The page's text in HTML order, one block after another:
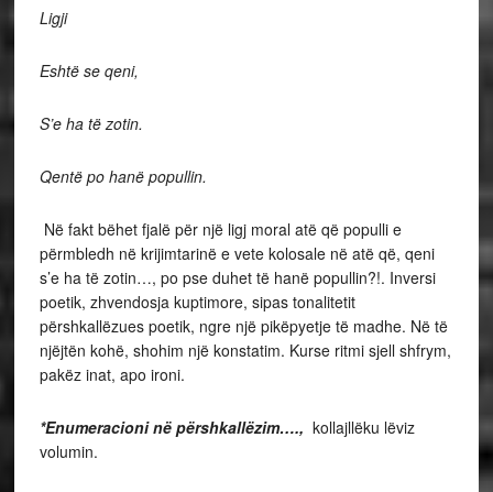
Ligji
Eshtë se qeni,
S’e ha të zotin.
Qentë po hanë popullin.
Në fakt bëhet fjalë për një ligj moral atë që populli e
përmbledh në krijimtarinë e vete kolosale në atë që, qeni
s’e ha të zotin…, po pse duhet të hanë popullin?!. Inversi
poetik, zhvendosja kuptimore, sipas tonalitetit
përshkallëzues poetik, ngre një pikëpyetje të madhe. Në të
njëjtën kohë, shohim një konstatim. Kurse ritmi sjell shfrym,
pakëz inat, apo ironi.
*Enumeracioni në përshkallëzim…., kollajllëku lëviz
volumin.